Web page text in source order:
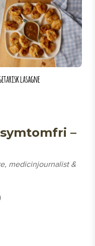
–
medicinjournalist &